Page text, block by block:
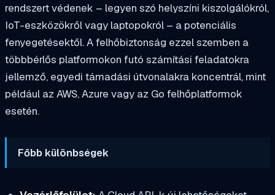
rendszert védenek – legyen szó helyszíni kiszolgálókról,
IoT-eszközökről vagy laptopokról – a potenciális
fenyegetésektől. A felhőbiztonság ezzel szemben a
többbérlős platformokon futó számítási feladatokra
jellemző, egyedi támadási útvonalakra koncentrál, mint
például az AWS, Azure vagy az Go felhőplatformok
esetén.
Főbb különbségek